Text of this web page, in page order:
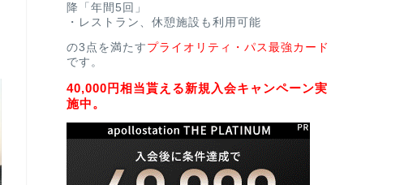
降「年間5回」
・レストラン、休憩施設も利用可能
の3点を満たす プライオリティ・パス最強カード
です。
40,000円相当貰える新規入会キャンペーン実
施中。